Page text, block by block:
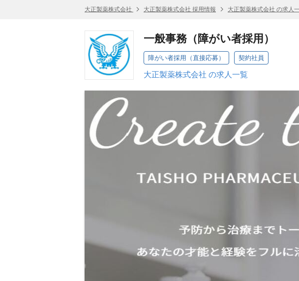
大正製薬株式会社 大正製薬株式会社 採用情報 大正製薬株式会社 の求人
一般事務（障がい者採用）
障がい者採用（直接応募） 契約社員
大正製薬株式会社 の求人一覧